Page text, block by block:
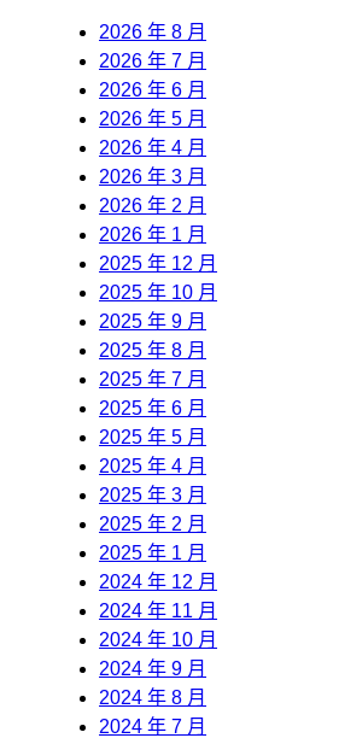
2026 年 8 月
2026 年 7 月
2026 年 6 月
2026 年 5 月
2026 年 4 月
2026 年 3 月
2026 年 2 月
2026 年 1 月
2025 年 12 月
2025 年 10 月
2025 年 9 月
2025 年 8 月
2025 年 7 月
2025 年 6 月
2025 年 5 月
2025 年 4 月
2025 年 3 月
2025 年 2 月
2025 年 1 月
2024 年 12 月
2024 年 11 月
2024 年 10 月
2024 年 9 月
2024 年 8 月
2024 年 7 月